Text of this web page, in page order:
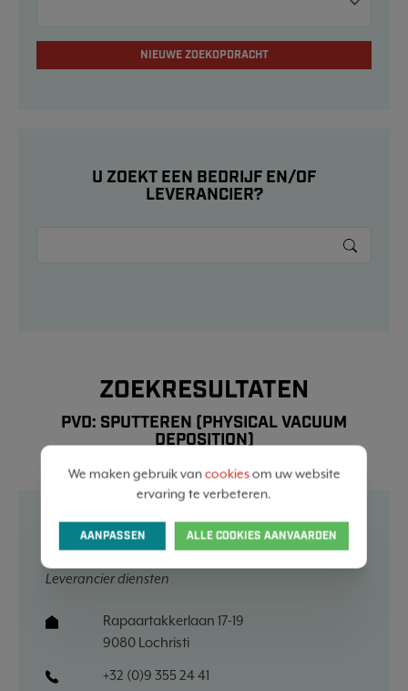
NIEUWE ZOEKOPDRACHT
U ZOEKT EEN BEDRIJF EN/OF
LEVERANCIER?
ZOEKRESULTATEN
PVD: SPUTTEREN (PHYSICAL VACUUM
DEPOSITION)
BEL-TECHNOLOGIES
Leverancier diensten
Rapaartakkerlaan 17-19
9080 Lochristi
+32 (0)9 355 24 41
We maken gebruik vancookiesom uw website
ervaring te verbeteren.
AANPASSEN ALLE COOKIES AANVAARDEN